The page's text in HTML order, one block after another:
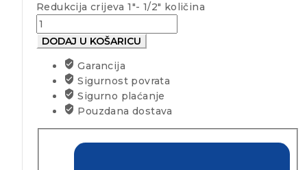
Redukcija crijeva 1"- 1/2" količina
DODAJ U KOŠARICU
Garancija
Sigurnost povrata
Sigurno plaćanje
Pouzdana dostava